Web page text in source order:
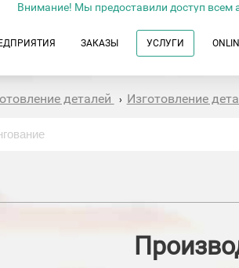
Внимание! Мы предоставили доступ
ЗАКАЗЫ УСЛУГИ
деталей › Изготовление